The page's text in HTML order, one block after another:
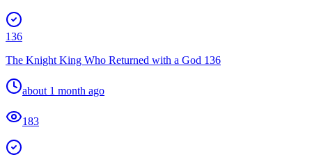
136
The Knight King Who Returned with a God 136
about 1 month ago
183